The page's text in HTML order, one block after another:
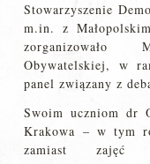
Stowarzyszenie
m.in. z
zorganizowało
Obywatelskiej, w
panel związany z
Swoim uczniom dr
Krakowa – w tym
zamiast zajęć